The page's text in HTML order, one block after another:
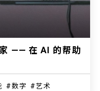
—— 在 AI 的帮助
数字 艺术